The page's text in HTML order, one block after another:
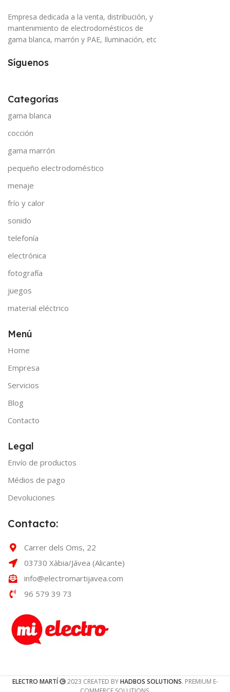
Empresa dedicada a la venta, distribución, y
mantenimiento de electrodomésticos de
gama blanca, marrón y PAE, Iluminación, etc
Síguenos
Categorías
gama blanca
cocción
gama marrón
pequeño electrodoméstico
menaje
frío y calor
sonido
telefonía
electrónica
fotografía
juegos
material eléctrico
Menú
Home
Empresa
Servicios
Blog
Contacto
Legal
Envío de productos
Médios de pago
Devoluciones
Contacto:
Carrer dels Oms, 22
03730 Xàbia/Jávea (Alicante)
info@electromartijavea.com
96 579 39 73
ELECTRO MARTÍ 2023 CREATED BYHADBOS SOLUTIONS. PREMIUM E-